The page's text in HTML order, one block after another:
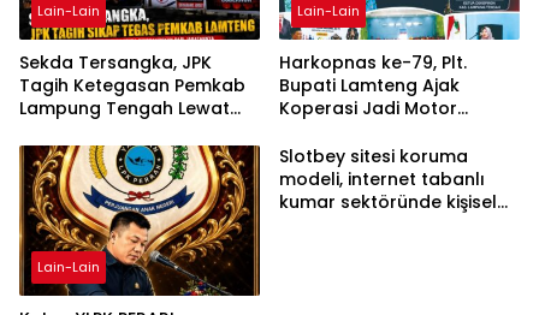
Lain-Lain
Sekda Tersangka, JPK
Tagih Ketegasan Pemkab
Lampung Tengah Lewat
Lain-Lain
Harkopnas ke-79, Plt.
Bupati Lamteng Ajak
Koperasi Jadi Motor
Lain-Lain
Slotbey sitesi koruma
modeli, internet tabanlı
kumar sektöründe kişisel